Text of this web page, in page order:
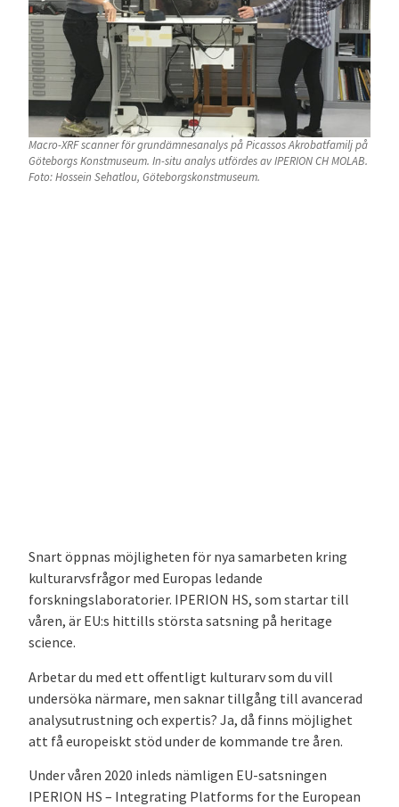
Macro-XRF scanner för grundämnesanalys på Picassos Akrobatfamilj på
Göteborgs Konstmuseum. In-situ analys utfördes av IPERION CH MOLAB.
Foto: Hossein Sehatlou, Göteborgskonstmuseum.
Snart öppnas möjligheten för nya samarbeten kring
kulturarvsfrågor med Europas ledande
forskningslaboratorier. IPERION HS, som startar till
våren, är EU:s hittills största satsning på heritage
science.
Arbetar du med ett offentligt kulturarv som du vill
undersöka närmare, men saknar tillgång till avancerad
analysutrustning och expertis? Ja, då finns möjlighet
att få europeiskt stöd under de kommande tre åren.
Under våren 2020 inleds nämligen EU-satsningen
IPERION HS – Integrating Platforms for the European